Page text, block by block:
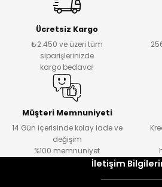
Ücretsiz Kargo
₺2.450 ve üzeri tüm
siparişlerinizde
kargo bedava!
Müşteri Memnuniyeti
14 Gün içerisinde kolay iade ve
değişim
%100 memnuniyet
İletişim